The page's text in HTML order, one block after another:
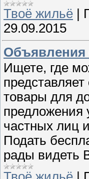
Твоё жильё
29.09.2015
Объявления
Ищете, где
товары для
предложения
частных лиц
Подать
рады видеть